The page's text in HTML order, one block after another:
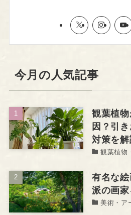
今月の人気記事
観葉植
因？引
対策を
観葉植物
有名な
派の画
美術・ア